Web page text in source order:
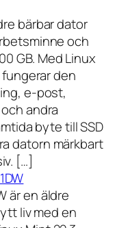
bärbar dator
och
GB. Med Linux
fungerar den
e-post,
andra
byte till SSD
datorn märkbart
[…]
är en äldre
liv med en